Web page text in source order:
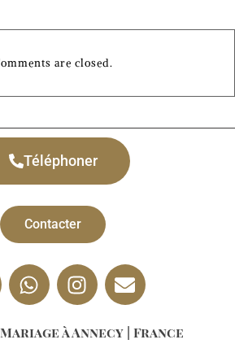
are closed.
Téléphoner
Contacter
à Annecy | France